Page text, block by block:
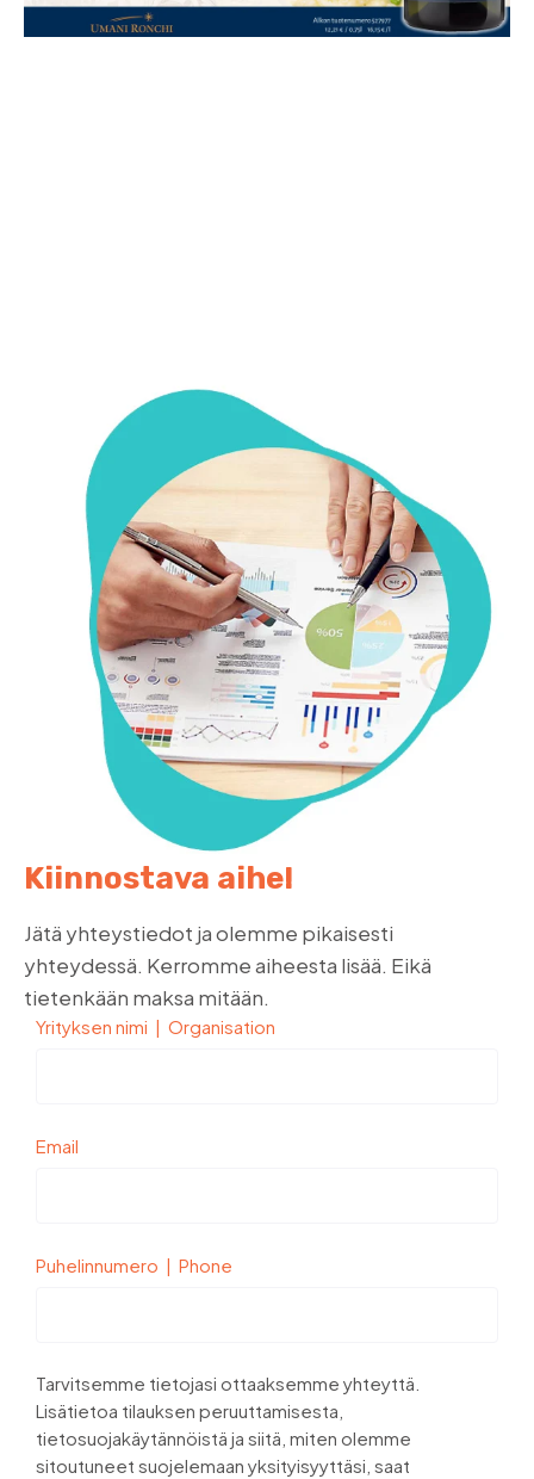
Kiinnostava aihe!
Jätä yhteystiedot ja olemme pikaisesti
yhteydessä. Kerromme aiheesta lisää. Eikä
tietenkään maksa mitään.
Yrityksen nimi | Organisation
Email
Puhelinnumero | Phone
Tarvitsemme tietojasi ottaaksemme yhteyttä.
Lisätietoa tilauksen peruuttamisesta,
tietosuojakäytännöistä ja siitä, miten olemme
sitoutuneet suojelemaan yksityisyyttäsi, saat